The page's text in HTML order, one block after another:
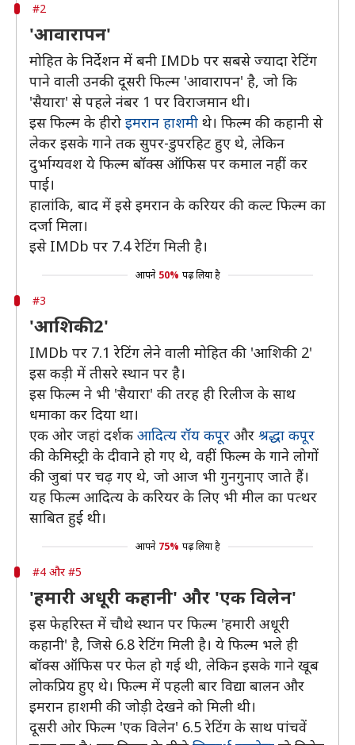
#2
'आवारापन'
मोहित के निर्देशन में बनी IMDb पर सबसे ज्यादा रेटिंग
पाने वाली उनकी दूसरी फिल्म 'आवारापन' है, जो कि
'सैयारा' से पहले नंबर 1 पर विराजमान थी।
इस फिल्म के हीरो इमरान हाशमी थे। फिल्म की कहानी से
लेकर इसके गाने तक सुपर-डुपरहिट हुए थे, लेकिन
दुर्भाग्यवश ये फिल्म बॉक्स ऑफिस पर कमाल नहीं कर
पाई।
हालांकि, बाद में इसे इमरान के करियर की कल्ट फिल्म का
दर्जा मिला।
इसे IMDb पर 7.4 रेटिंग मिली है।
आपने 50% पढ़ लिया है
#3
'आशिकी 2'
IMDb पर 7.1 रेटिंग लेने वाली मोहित की 'आशिकी 2'
इस कड़ी में तीसरे स्थान पर है।
इस फिल्म ने भी 'सैयारा' की तरह ही रिलीज के साथ
धमाका कर दिया था।
एक ओर जहां दर्शक आदित्य रॉय कपूर और श्रद्धा कपूर
की केमिस्ट्री के दीवाने हो गए थे, वहीं फिल्म के गाने लोगों
की जुबां पर चढ़ गए थे, जो आज भी गुनगुनाए जाते हैं।
यह फिल्म आदित्य के करियर के लिए भी मील का पत्थर
साबित हुई थी।
आपने 75% पढ़ लिया है
#4 और #5
'हमारी अधूरी कहानी' और 'एक विलेन'
इस फेहरिस्त में चौथे स्थान पर फिल्म 'हमारी अधूरी
कहानी' है, जिसे 6.8 रेटिंग मिली है। ये फिल्म भले ही
बॉक्स ऑफिस पर फेल हो गई थी, लेकिन इसके गाने खूब
लोकप्रिय हुए थे। फिल्म में पहली बार विद्या बालन और
इमरान हाशमी की जोड़ी देखने को मिली थी।
दूसरी ओर फिल्म 'एक विलेन' 6.5 रेटिंग के साथ पांचवें